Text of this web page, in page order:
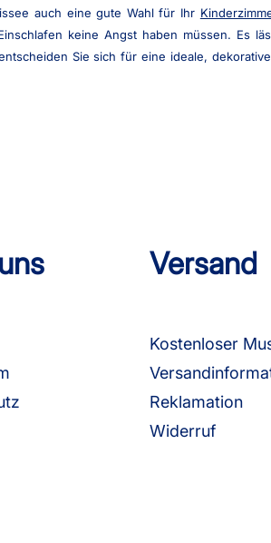
auch eine gute Wahl für Ihr
keine Angst haben müssen. Es
Sie sich für eine ideale,
Versand
Kostenloser
Reklamation
Widerruf